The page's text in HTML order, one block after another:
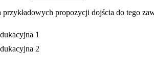
propozycji dojścia do tego
1
2